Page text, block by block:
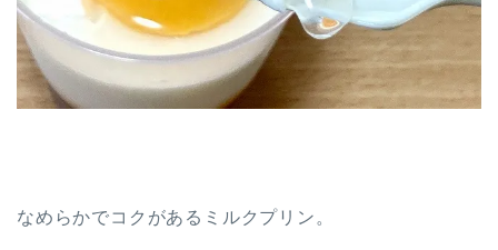
なめらかでコクがあるミルクプリン。